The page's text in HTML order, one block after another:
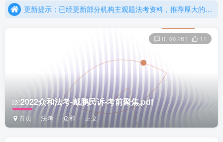
更新提示：已经更新部分机构主观题法考资料，推荐厚大的考点清单，高清版，特别适合学习！
￼2022众和法考-戴鹏民诉-考前聚焦.pdf
首页 法考 众和 正文
0 261 11